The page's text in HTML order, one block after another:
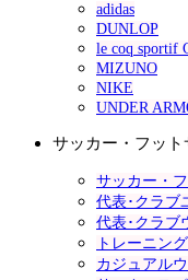
adidas
DUNLOP
le coq sportif
MIZUNO
NIKE
UNDER
サッカー・フット
サッカー・
代表･クラブ
代表･クラブ
トレーニン
カジュアル